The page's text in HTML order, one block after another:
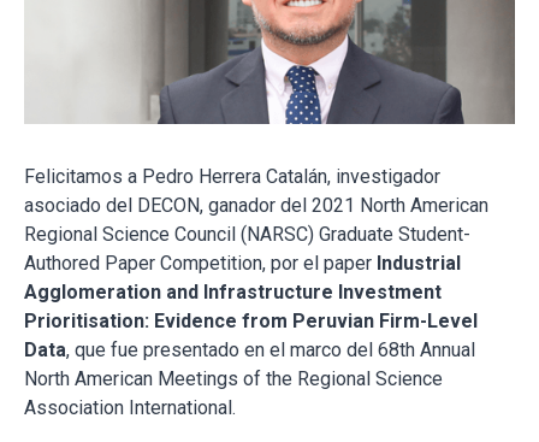
Felicitamos a Pedro Herrera Catalán, investigador
asociado del DECON, ganador del 2021 North American
Regional Science Council (NARSC) Graduate Student-
Authored Paper Competition, por el paper Industrial
Agglomeration and Infrastructure Investment
Prioritisation: Evidence from Peruvian Firm-Level
Data, que fue presentado en el marco del 68th Annual
North American Meetings of the Regional Science
Association International.